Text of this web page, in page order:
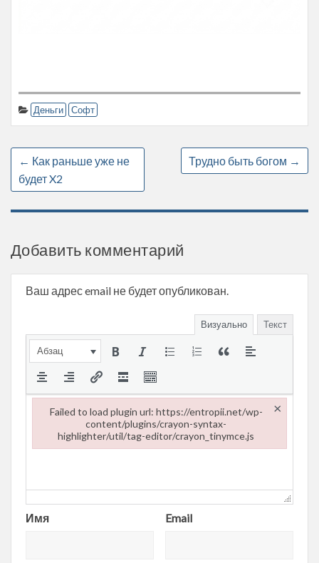
Деньги Софт
← Как раньше уже не
будет X2
Трудно быть богом →
Добавить комментарий
Ваш адрес email не будет опубликован.
Визуально Текст
Абзац
Имя Email
Failed to load plugin url: https://entropii.net/wp-
content/plugins/crayon-syntax-
highlighter/util/tag-editor/crayon_tinymce.js
×
Failed to load plugin url: https://entropii.net/wp-content/